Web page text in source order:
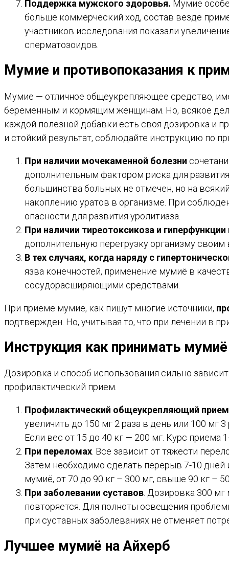
Поддержка мужского здоровья. Мумие
больше коммерческий ход, состав везде
участников исследования показали
сперматозоидов.
Мумие и противопоказания к
Мумие — отличное общеукрепляющее средство,
беременным и кормящим женщинам. Но, всякое
каждой полезной добавки есть своя дозировка и
и стойкий результат, соблюдайте инструкцию по
При наличии мочекаменной болезни
дополнительным фактором риска для
большинства больных не отмечен, но на
накоплению уратов в организме. При
опасности для развития уролитиаза.
При наличии тиреотоксикоза и
дополнительную перегрузку организму
В тех случаях, когда наряду с
язва конечностей, применение мумиё в
сосудорасширяющими средствами.
При приеме мумиё, как пишут многие источники,
подтвержден. Но, учитывая то, что при лечении в
Инструкция как принимать мумиё
Дозировка и способ использования сильно
профилактический прием.
Профилактический общеукрепляющий прием
увеличить до 150 мг 2 раза в день или 100 мг
Если вес от 15 до 40 кг — 200 мг. Курс приема
При переломах. Все зависит от тяжести
Затем необходимо сделать перерыв 7-10
мумиё, от 70 до 90 кг – 300 мг, свыше 90 кг –
При заболевании суставов. Дозировка 300 мг
повторяется. Для полноты освещения
при суставных заболеваниях не отменяет
Лучшее мумиё на Айхерб